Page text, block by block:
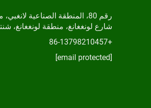
رقم 80، المنطقة الصناعية
شارع لونغغانغ، منطقة لونغغانغ،
+86-13798210457
[email protected]